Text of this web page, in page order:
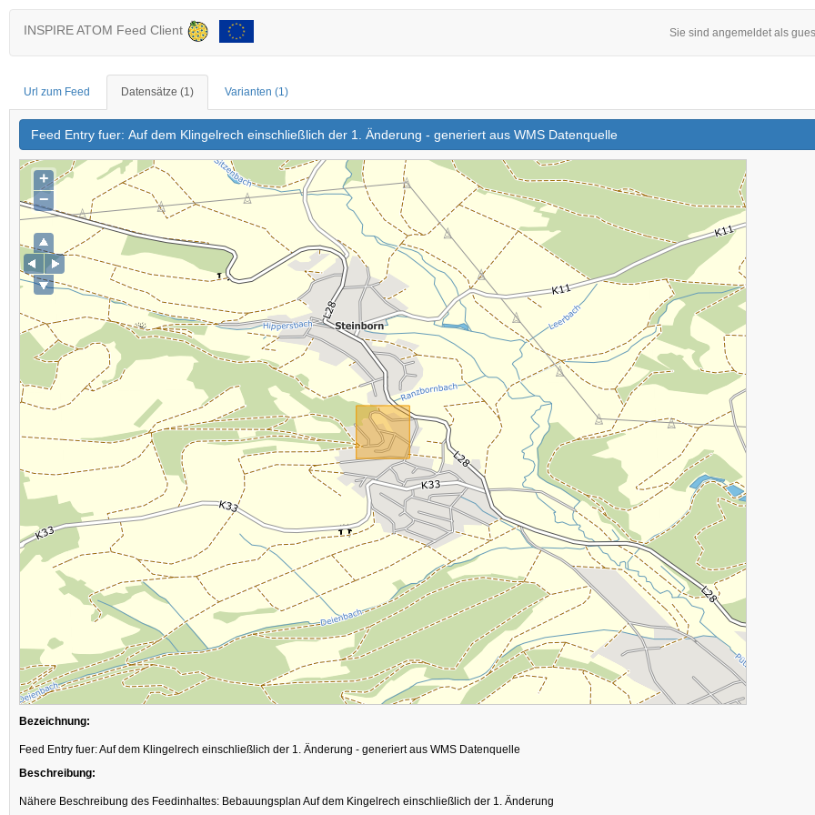
INSPIRE ATOM Feed Client Sie sind angemeldet als
Url zum Feed Datensätze (1) Varianten (1)
Feed Entry fuer: Auf dem Klingelrech einschließlich der 1. Änderung - generiert aus WMS Datenquelle
+
−
Bezeichnung:
Feed Entry fuer: Auf dem Klingelrech einschließlich der 1. Änderung - generiert aus WMS Datenquelle
Beschreibung:
Nähere Beschreibung des Feedinhaltes: Bebauungsplan Auf dem Kingelrech einschließlich der 1. Änderung